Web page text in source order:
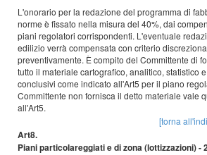
L'onorario per la redazione del programma di
norme è fissato nella misura del 40%, dai
piani regolatori corrispondenti. L'eventuale
edilizio verrà compensata con criterio
preventivamente. È compito del Committente di
tutto il materiale cartografico, analitico, statistico
conclusivi come indicato all'Art5 per il piano
Committente non fornisca il detto materiale vale
all'Art5.
[torna
Art8.
Piani particolareggiati e di zona (lottizzazioni) -